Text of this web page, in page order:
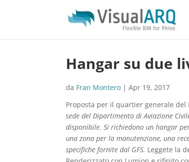
Hangar su due
da Fran Montero |Apr 19, 2017
Proposta per il quartier generale del
sede del Dipartimento di Aviazione
disponibile. Si richiedono un hangar
una zona per la manutenzione, una
specifiche fornite dal GFS. Leggete la